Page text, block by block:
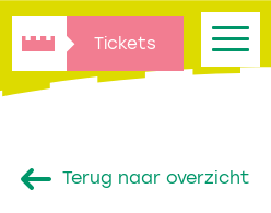
Tickets
Terug naar overzicht